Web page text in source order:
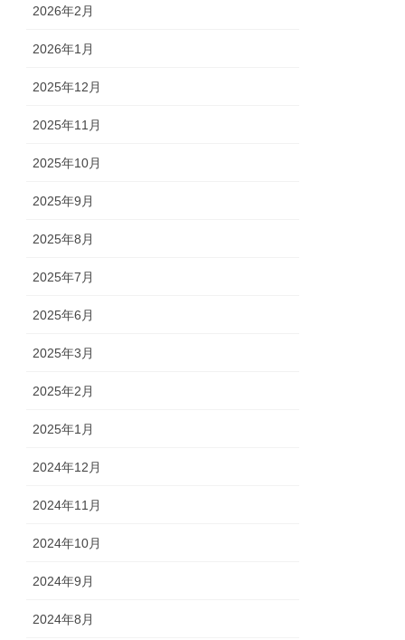
2026年2月
2026年1月
2025年12月
2025年11月
2025年10月
2025年9月
2025年8月
2025年7月
2025年6月
2025年3月
2025年2月
2025年1月
2024年12月
2024年11月
2024年10月
2024年9月
2024年8月